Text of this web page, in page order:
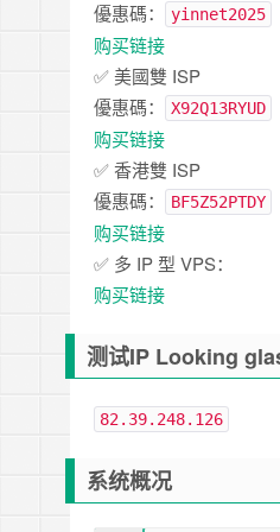
優惠碼： yinnet2025
购买链接
✅ 美國雙 ISP
優惠碼：
X92Q13RYUD
购买链接
✅ 香港雙 ISP
優惠碼：
BF5Z52PTDY
购买链接
✅ 多 IP 型 VPS：
购买链接
测试IP Looking
82.39.248.126
系统概况